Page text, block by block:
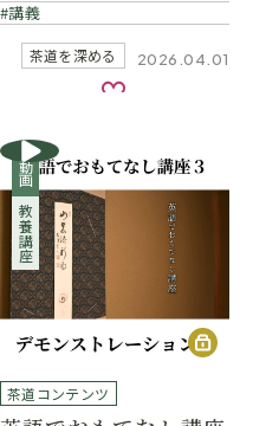
講義
茶道を深める 2026.04.01
お気に入り
動画
教養講座
茶道コンテンツ